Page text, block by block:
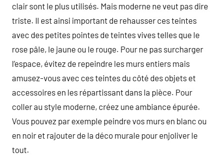
clair sont le plus utilisés. Mais moderne ne veut pas dire
triste. Il est ainsi important de rehausser ces teintes
avec des petites pointes de teintes vives telles que le
rose pâle, le jaune ou le rouge. Pour ne pas surcharger
l’espace, évitez de repeindre les murs entiers mais
amusez-vous avec ces teintes du côté des objets et
accessoires en les répartissant dans la pièce. Pour
coller au style moderne, créez une ambiance épurée.
Vous pouvez par exemple peindre vos murs en blanc ou
en noir et rajouter de la déco murale pour enjoliver le
tout.